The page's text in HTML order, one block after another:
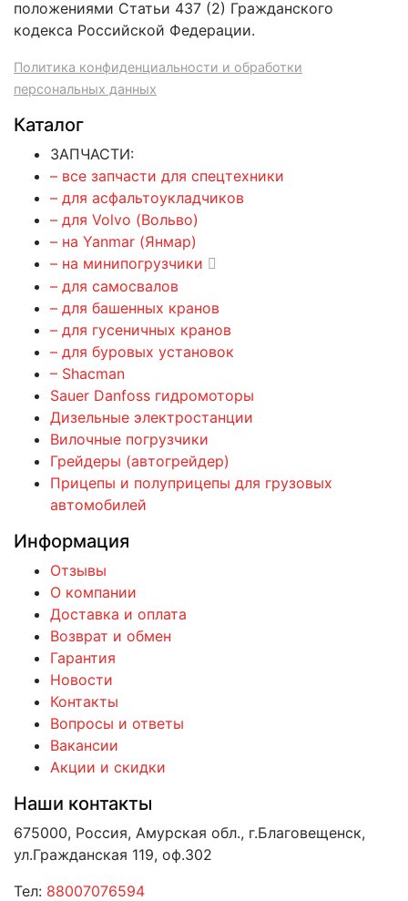
положениями Статьи 437 (2) Гражданского
кодекса Российской Федерации.
Политика конфиденциальности и обработки
персональных данных
Каталог
ЗАПЧАСТИ:
– все запчасти для спецтехники
– для асфальтоукладчиков
– для Volvo (Вольво)
– на Yanmar (Янмар)
– на минипогрузчики
– для самосвалов
– для башенных кранов
– для гусеничных кранов
– для буровых установок
– Shacman
Sauer Danfoss гидромоторы
Дизельные электростанции
Вилочные погрузчики
Грейдеры (автогрейдер)
Прицепы и полуприцепы для грузовых
автомобилей
Информация
Отзывы
О компании
Доставка и оплата
Возврат и обмен
Гарантия
Новости
Контакты
Вопросы и ответы
Вакансии
Акции и скидки
Наши контакты
675000, Россия, Амурская обл., г.Благовещенск,
ул.Гражданская 119, оф.302
Тел: 88007076594